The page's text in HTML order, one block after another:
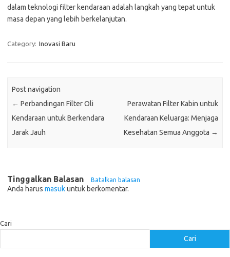
dalam teknologi filter kendaraan adalah langkah yang tepat untuk
masa depan yang lebih berkelanjutan.
Category: Inovasi Baru
Post navigation
← Perbandingan Filter Oli
Kendaraan untuk Berkendara
Jarak Jauh
Perawatan Filter Kabin untuk
Kendaraan Keluarga: Menjaga
Kesehatan Semua Anggota →
Tinggalkan Balasan Batalkan balasan
Anda harus masukuntuk berkomentar.
Cari
Cari